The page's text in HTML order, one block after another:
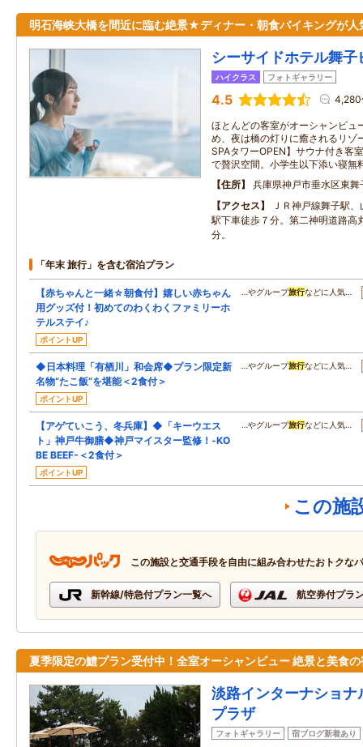
明石海峡大橋を間近に臨む絶景★ディナー・朝食バイキングが人
シーサイドホテル舞子
ハイクラス フォトギャラリー
4.5 4,280
ほとんどの客室がオーシャンビュ
め、夜は橋の灯りに癒されるリゾ
SPAタワーOPEN】サウナ付き客
で贅沢空間。小学生以下添い寝無
住所
兵庫県神戸市垂水区東
アクセス
ＪＲ神戸線舞子駅
駅下車徒歩７分。第二神明道路高
分。
「年末 旅行」を含む宿泊プラン
【赤ちゃんと一緒☆朝食付】嬉しい赤ちゃん
用グッズ付！初めてのわくわくファミリーホ
テルステイ♪
ポイントUP
…やグループ旅行などに人気…
◆日本料理「有栖川」和会席◆プラン限定新
名物“たこ飯”を堪能＜2食付＞
ポイントUP
…やグループ旅行などに人気…
【アゲていこう、冬兵庫】◆「キーウエス
ト」神戸牛御膳◆神戸マイスター監修！-KO
BE BEEF-＜2食付＞
ポイントUP
…やグループ旅行などに人気…
この施
この施設と交通手段を自由に組み合わせたおトクな
新幹線/特急付プラン一覧へ 航空券付プラ
夏季限定の鱧プラン受付中！全室オーシャンビュー 絶景と美食の
淡路インターナショナ
プラザ
フォトギャラリー 宿ブログ新着あり